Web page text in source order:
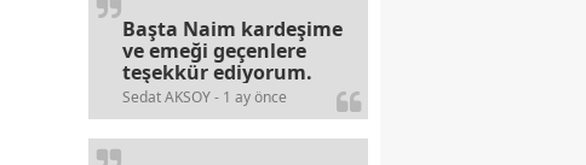
Sedat AKSOY - 1 ay önce
Başta Naim kardeşime
ve emeği geçenlere
teşekkür ediyorum.